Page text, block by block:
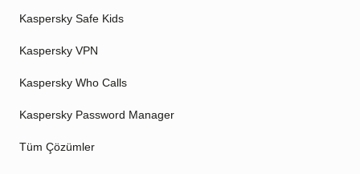
Kaspersky Safe Kids
Kaspersky VPN
Kaspersky Who Calls
Kaspersky Password Manager
Tüm Çözümler